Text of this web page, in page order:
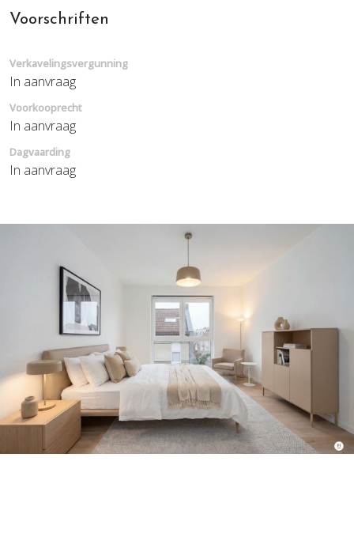
Voorschriften
Verkavelingsvergunning
In aanvraag
Voorkooprecht
In aanvraag
Dagvaarding
In aanvraag